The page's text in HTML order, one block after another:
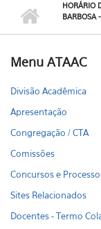
HORÁRIO
BARBOSA
Menu ATAAC
Divisão Acadêmica
Apresentação
Congregação / CTA
Comissões
Concursos e
Sites Relacionados
Docentes - Termo